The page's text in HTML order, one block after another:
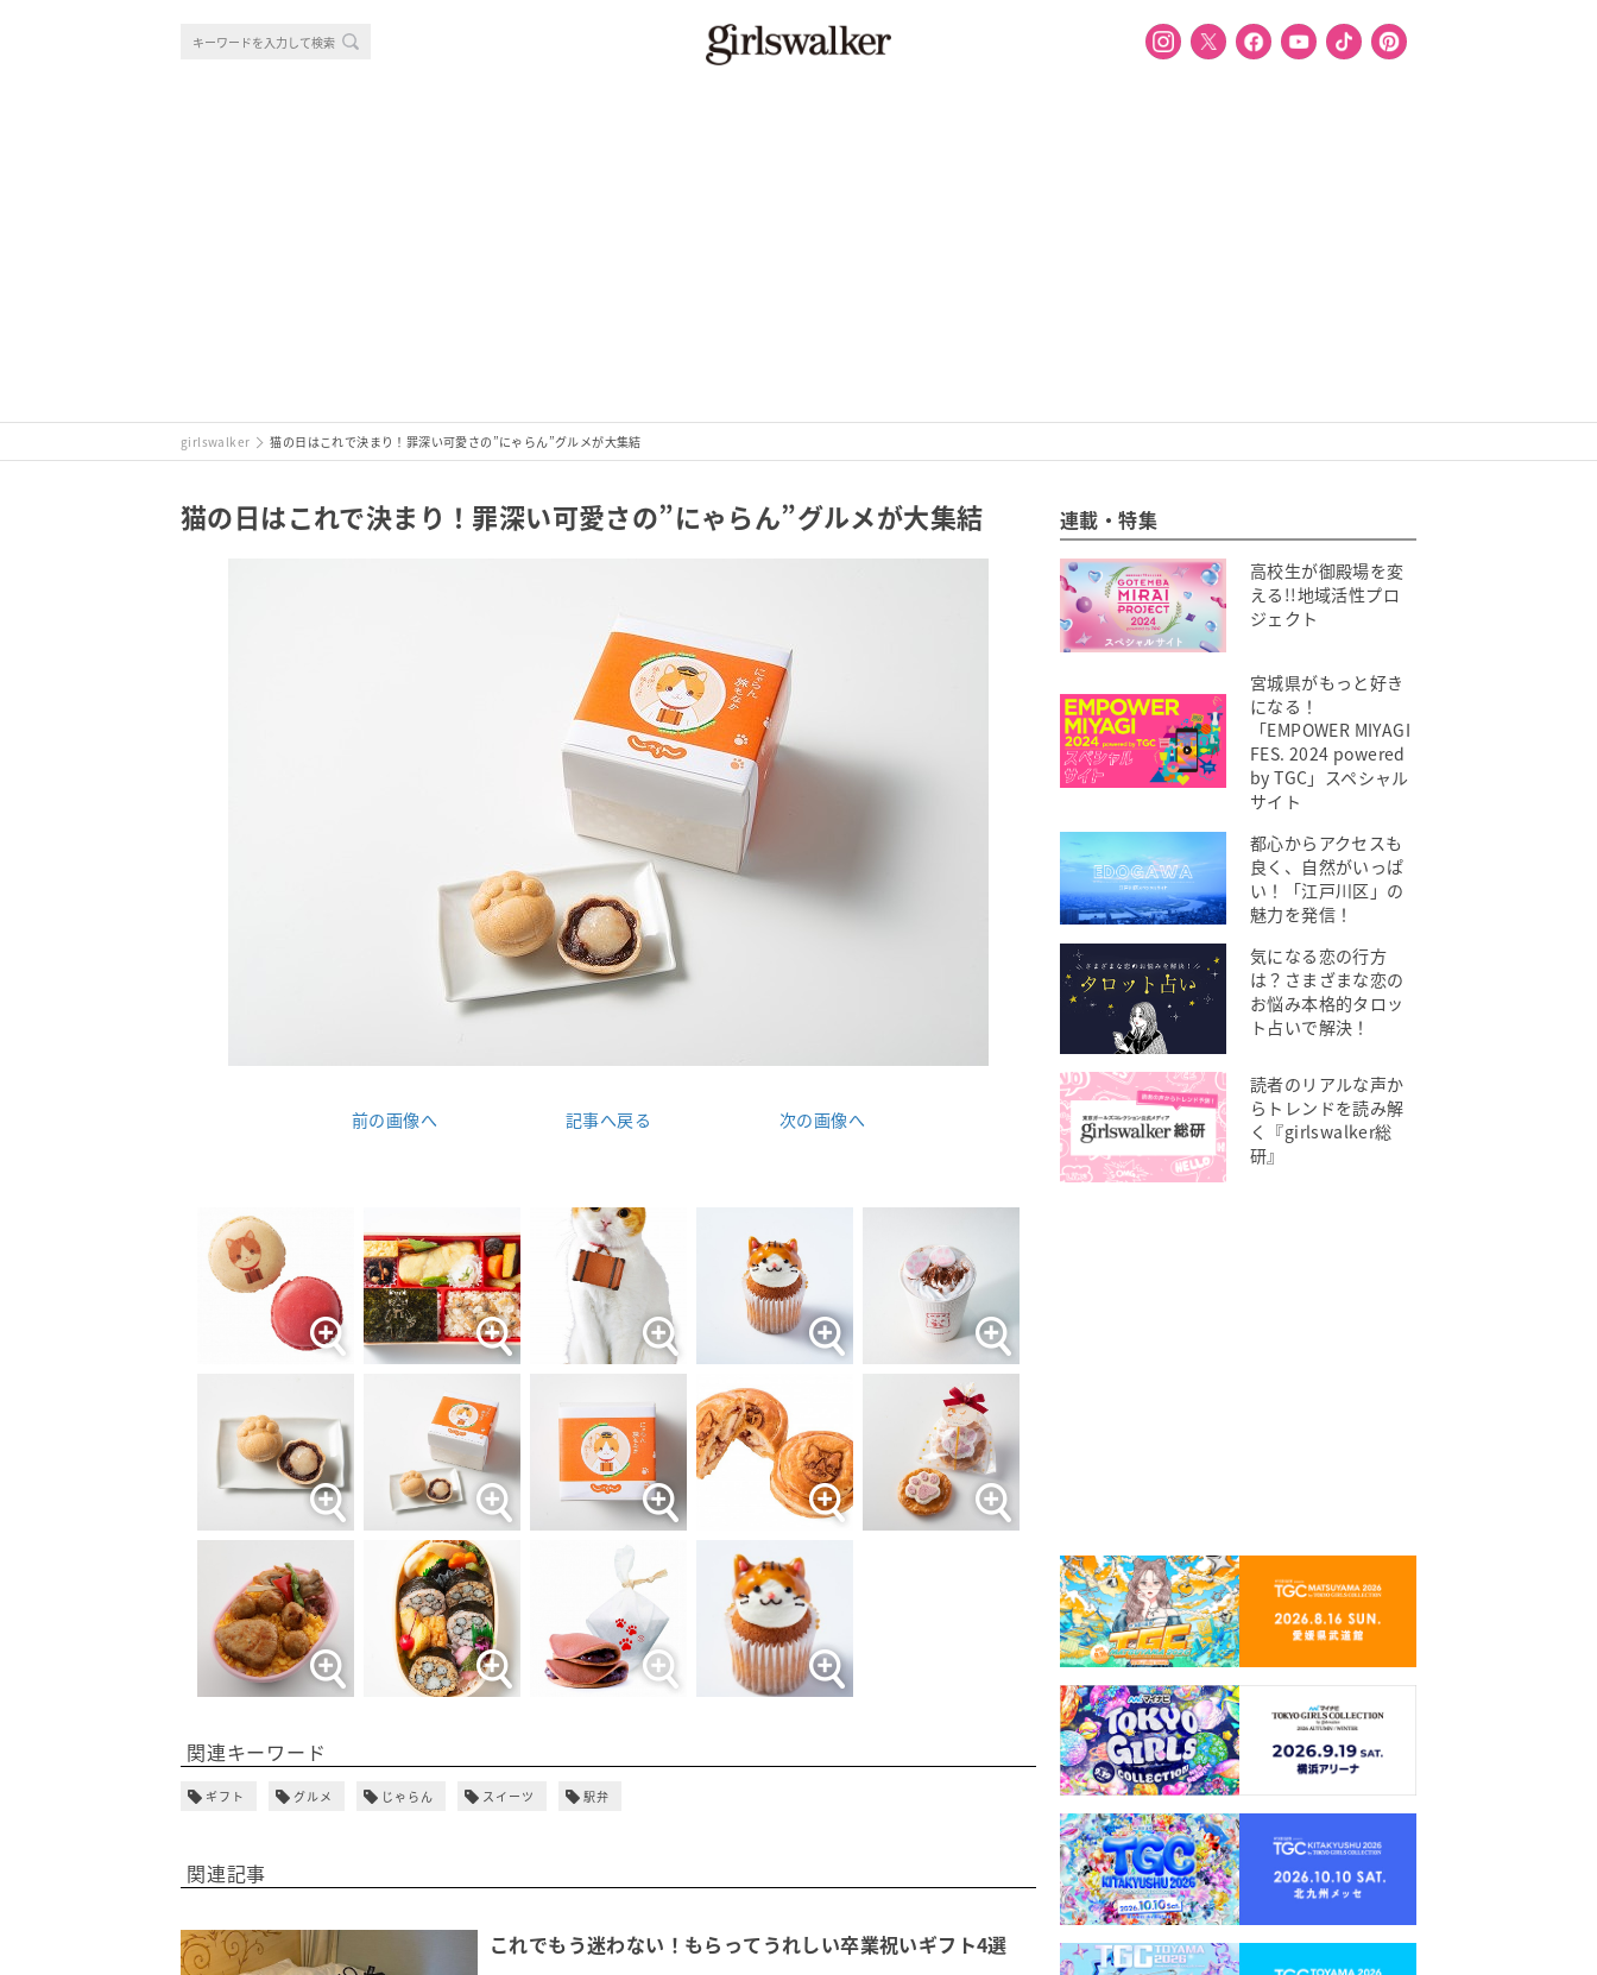
girlswalker 猫の日はこれで決まり！罪深い可愛さの”にゃらん”グルメが大集結
猫の日はこれで決まり！罪深い可愛さの”にゃらん”グルメが大集結
前の画像へ 記事へ戻る 次の画像へ
関連キーワード
ギフト グルメ じゃらん スイーツ 駅弁
関連記事
これでもう迷わない！もらってうれしい卒業祝いギフト4選
連載・特集
高校生が御殿場を変
える!!地域活性プロ
ジェクト
宮城県がもっと好き
になる！
「EMPOWER MIYAGI
FES. 2024 powered
by TGC」スペシャル
サイト
都心からアクセスも
良く、自然がいっぱ
い！「江戸川区」の
魅力を発信！
気になる恋の行方
は？さまざまな恋の
お悩み本格的タロッ
ト占いで解決！
読者のリアルな声か
らトレンドを読み解
く『girlswalker総
研』